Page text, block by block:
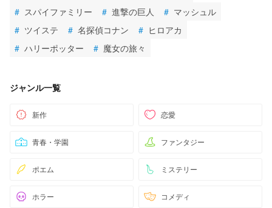
# スパイファミリー # 進撃の巨人 # マッシュル
# ツイステ # 名探偵コナン # ヒロアカ
# ハリーポッター # 魔女の旅々
ジャンル一覧
新作 恋愛
青春・学園 ファンタジー
ポエム ミステリー
ホラー コメディ